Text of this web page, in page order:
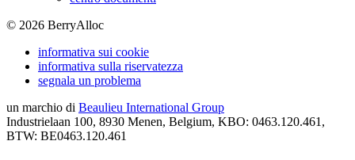
© 2026 BerryAlloc
informativa sui cookie
informativa sulla riservatezza
segnala un problema
un marchio di Beaulieu International Group
Industrielaan 100, 8930 Menen, Belgium, KBO: 0463.120.461,
BTW: BE0463.120.461